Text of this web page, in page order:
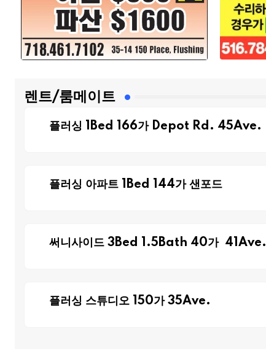
렌트/룸메이트
플러싱 1Bed 166가 Depot Rd. 45Ave.
플러싱 아파트 1Bed 144가 샌포드
써니사이드 3Bed 1.5Bath 40가 41Ave.
플러싱 스튜디오 150가 35Ave.